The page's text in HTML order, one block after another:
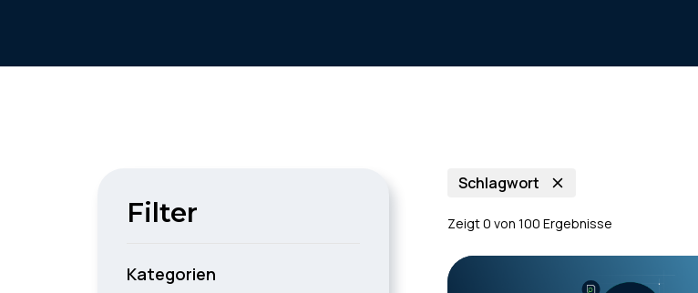
Filter
Kategorien
Schlagwort
Zeigt0 von 100 Ergebnisse